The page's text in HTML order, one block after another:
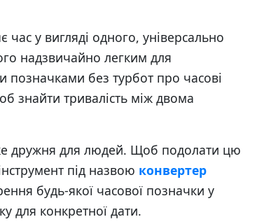
у вигляді одного, універсально
надзвичайно легким для
без турбот про часові
знайти тривалість між двома
дружня для людей. Щоб подолати цю
під назвою конвертер
будь-якої часової позначки у
для конкретної дати.